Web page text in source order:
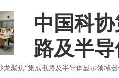
中国科
路及半
龙聚焦“集成电路及半导体显示领域